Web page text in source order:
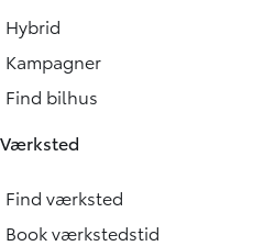
Hybrid
Kampagner
Find bilhus
Værksted
Find værksted
Book værkstedstid